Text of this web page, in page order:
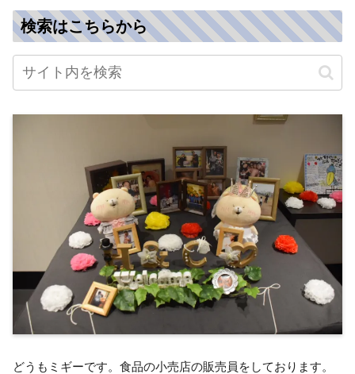
検索はこちらから
どうもミギーです。食品の小売店の販売員をしております。